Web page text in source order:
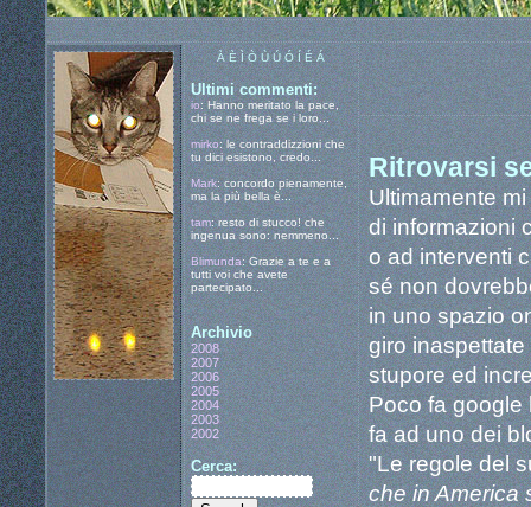
À È Ì Ò Ù Ú Ó Í É Á
Ultimi commenti:
io: Hanno meritato la pace,
chi se ne frega se i loro...
mirko: le contraddizzioni che
tu dici esistono, credo...
Mark: concordo pienamente,
ma la più bella è...
tam: resto di stucco! che
ingenua sono: nemmeno...
Blimunda: Grazie a te e a
tutti voi che avete
partecipato...
Archivio
2008
2007
2006
2005
2004
2003
2002
Cerca:
Ritrovarsi
Ultimamente
di informazioni
o ad interventi
sé non
in uno spazio
giro
stupore ed
Poco fa google
fa ad uno dei
"Le regole del
che in America